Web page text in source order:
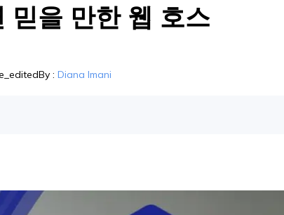
믿을 만한 웹 호스
: Diana Imani